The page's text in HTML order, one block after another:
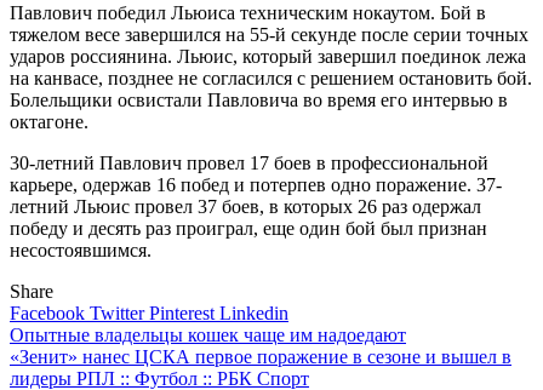
Павлович победил Льюиса техническим нокаутом. Бой в
тяжелом весе завершился на 55-й секунде после серии точных
ударов россиянина. Льюис, который завершил поединок лежа
на канвасе, позднее не согласился с решением остановить бой.
Болельщики освистали Павловича во время его интервью в
октагоне.
30-летний Павлович провел 17 боев в профессиональной
карьере, одержав 16 побед и потерпев одно поражение. 37-
летний Льюис провел 37 боев, в которых 26 раз одержал
победу и десять раз проиграл, еще один бой был признан
несостоявшимся.
Share
Facebook TwitterPinterest Linkedin
Навигация
по
Опытные владельцы кошек чаще им надоедают
«Зенит» нанес ЦСКА первое поражение в сезоне и вышел в
лидеры РПЛ :: Футбол :: РБК Спорт